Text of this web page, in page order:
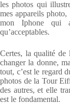
les photos qui
mes appareils
mon Iphone qui
qu’acceptables.
Certes, la qualité de
changer la donne,
tout, c’est le regard
photos de la Tour
des autres, et elle
est le fondamental.